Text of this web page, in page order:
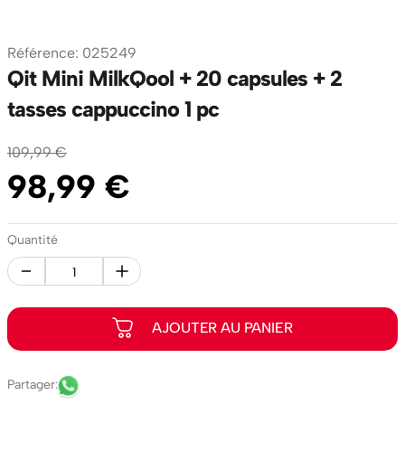
Référence: 025249
Qit Mini MilkQool + 20 capsules + 2
tasses cappuccino 1 pc
109,99 €
98,99 €
Quantité